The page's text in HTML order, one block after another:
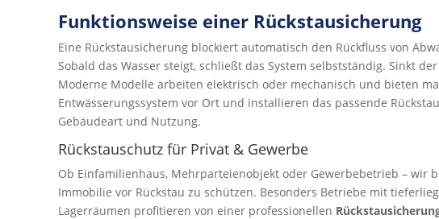
Funktionsweise einer Rückstausicherung
Eine Rückstausicherung blockiert automatisch den Rückfluss von
Sobald das Wasser steigt, schließt das System selbstständig. Sinkt
Moderne Modelle arbeiten elektrisch oder mechanisch und bieten
Entwässerungssystem vor Ort und installieren das passende
Gebäudeart und Nutzung.
Rückstauschutz für Privat & Gewerbe
Ob Einfamilienhaus, Mehrparteienobjekt oder Gewerbebetrieb – wir
Immobilie vor Rückstau zu schützen. Besonders Betriebe mit
Lagerräumen profitieren von einer professionellen